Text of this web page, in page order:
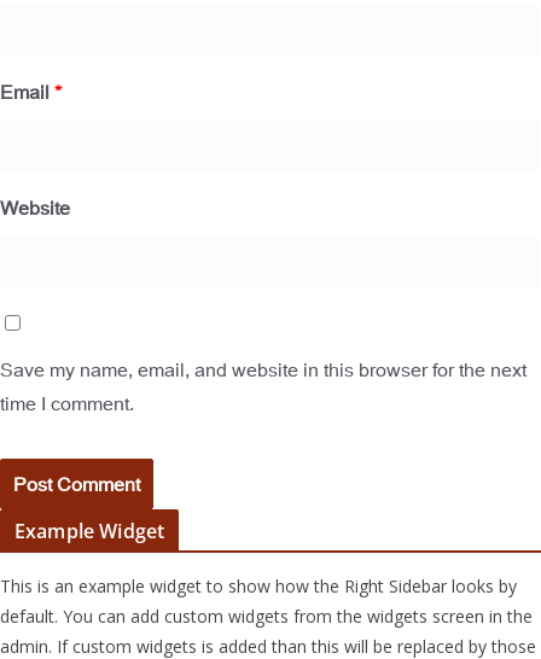
Email*
Website
Save my name, email, and website in this browser for the next
time I comment.
Example Widget
This is an example widget to show how the Right Sidebar looks by
default. You can add custom widgets from the widgets screen in the
admin. If custom widgets is added than this will be replaced by those